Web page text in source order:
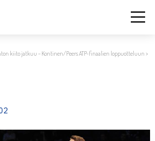
kiito jatkuu – Kontinen/Peers ATP-finaalien loppuotteluun >